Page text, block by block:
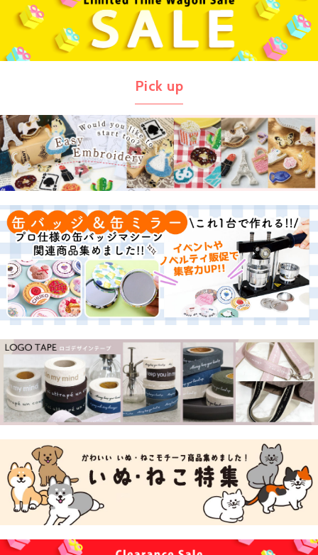
Pick up